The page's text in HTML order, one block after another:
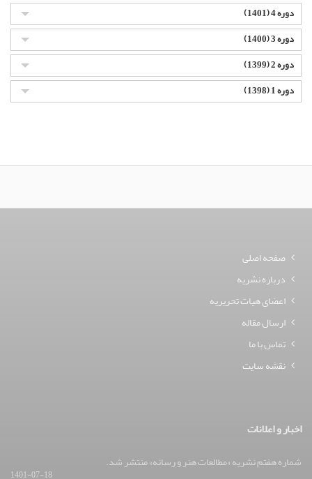
دوره 4 (1401)
دوره 3 (1400)
دوره 2 (1399)
دوره 1 (1398)
صفحه اصلی
درباره نشریه
اعضای هیات تحریریه
ارسال مقاله
تماس با ما
نقشه سایت
اخبار و اعلانات
شماره هفتم نشریه «مطالعات هنر و رسانه» منتشر شد.
1401-07-18